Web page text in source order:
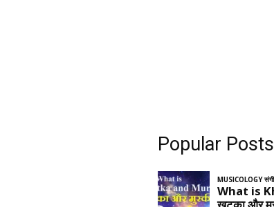
Popular Posts